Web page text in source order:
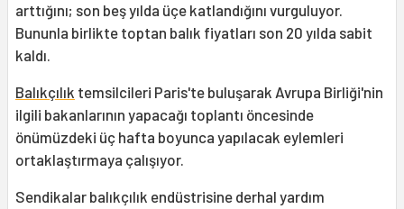
arttığını; son beş yılda üçe katlandığını vurguluyor.
Bununla birlikte toptan balık fiyatları son 20 yılda sabit
kaldı.
Balıkçılık temsilcileri Paris'te buluşarak Avrupa Birliği'nin
ilgili bakanlarının yapacağı toplantı öncesinde
önümüzdeki üç hafta boyunca yapılacak eylemleri
ortaklaştırmaya çalışıyor.
Sendikalar balıkçılık endüstrisine derhal yardım